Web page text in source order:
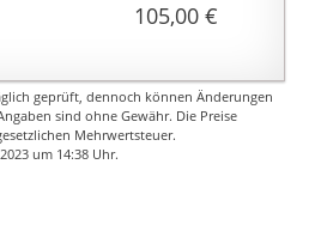
105,00 €
geprüft, dennoch können Änderungen
sind ohne Gewähr. Die Preise
Mehrwertsteuer.
um 14:38 Uhr.